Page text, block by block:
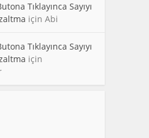
Tıklayınca Sayıyı
için Abi
Tıklayınca Sayıyı
için